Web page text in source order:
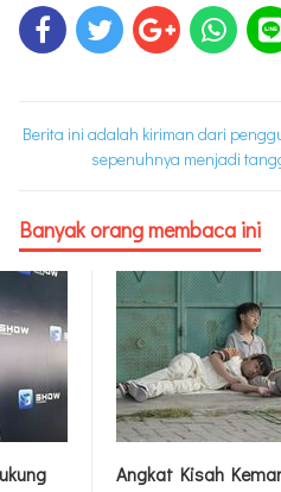
Berita ini adalah kiriman dari
sepenuhnya menjadi
Banyak orang membaca ini
Angkat Kisah